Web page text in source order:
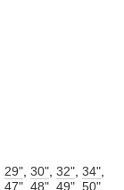
29" 30" 32" 34"
47" 48" 49" 50"